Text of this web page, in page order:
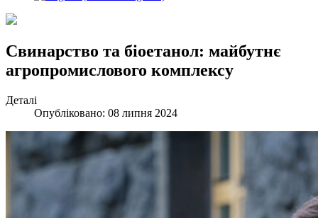
Свинарство та біоетанол: майбутнє
агропромислового комплексу
Деталі
Опубліковано: 08 липня 2024